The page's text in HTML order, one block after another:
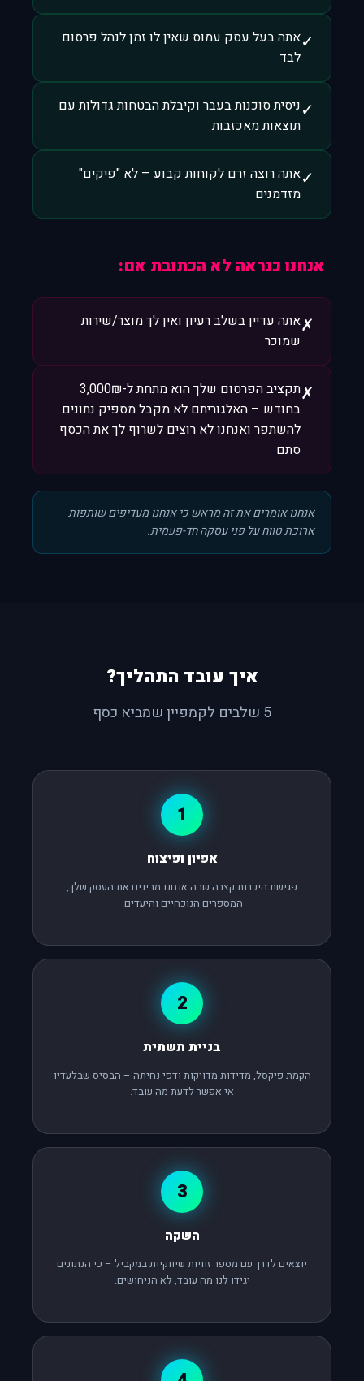
✓אתה בעל עסק עמוס שאין לו זמן לנהל פרסום
לבד
✓ניסית סוכנות בעבר וקיבלת הבטחות גדולות עם
תוצאות מאכזבות
✓אתה רוצה זרם לקוחות קבוע – לא "פיקים"
מזדמנים
אנחנו כנראה לא הכתובת אם:
✗אתה עדיין בשלב רעיון ואין לך מוצר/שירות
שמוכר
✗
תקציב הפרסום שלך הוא מתחת ל-3,000₪
בחודש – האלגוריתם לא מקבל מספיק נתונים
להשתפר ואנחנו לא רוצים לשרוף לך את הכסף
סתם
אנחנו אומרים את זה מראש כי אנחנו מעדיפים שותפות
ארוכת טווח על פני עסקה חד-פעמית.
איך עובד התהליך?
5 שלבים לקמפיין שמביא כסף
1
אפיון ופיצוח
פגישת היכרות קצרה שבה אנחנו מבינים את העסק שלך,
המספרים הנוכחיים והיעדים.
2
בניית תשתית
הקמת פיקסל, מדידות מדויקות ודפי נחיתה – הבסיס שבלעדיו
אי אפשר לדעת מה עובד.
3
השקה
יוצאים לדרך עם מספר זוויות שיווקיות במקביל – כי הנתונים
יגידו לנו מה עובד, לא הניחושים.